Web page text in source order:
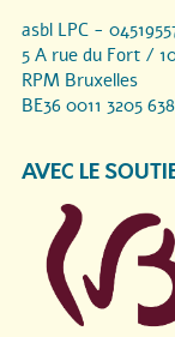
asbl LPC -
5 A rue du Fort /
RPM Bruxelles
BE36 0011 3205
AVEC LE